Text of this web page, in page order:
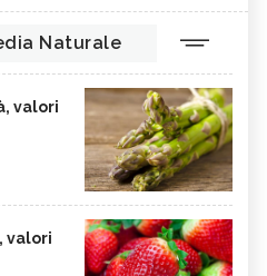
Naturale
valori
valori